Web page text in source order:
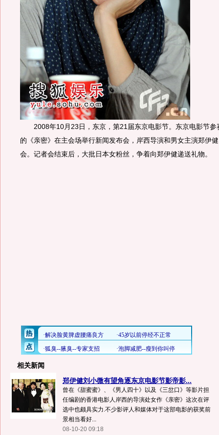
2008年10月23日，东京，第21届东京电影节。东京电影节参
的《亲密》在主会场举行新闻发布会，岸西导演和男女主演郑伊
会。记者会结束后，大批日本女粉丝，争着向郑伊健递送礼物。
相关新闻
郑伊健刘小微有望角逐东京电影节影帝影...
曾在《甜蜜蜜》、《男人四十》以及《三岔口》等影片担
任编剧的香港电影人岸西的导演处女作《亲密》这次在评
选中也颇具实力.不少影评人和媒体对于这部电影的获奖前
景相当看好...
08-10-20 09:18